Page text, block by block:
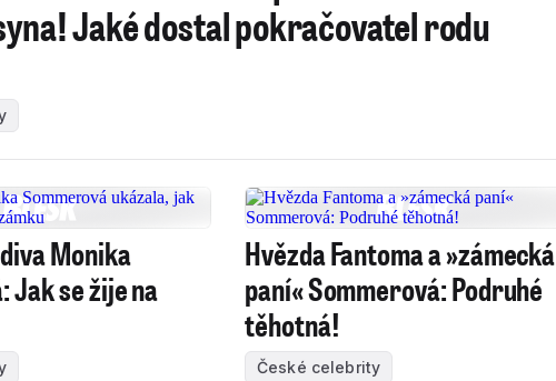
Jaké dostal pokračovatel rodu
Monika
Jak se žije na
Hvězda Fantoma a »zámecká
paní« Sommerová: Podruhé
těhotná!
České celebrity